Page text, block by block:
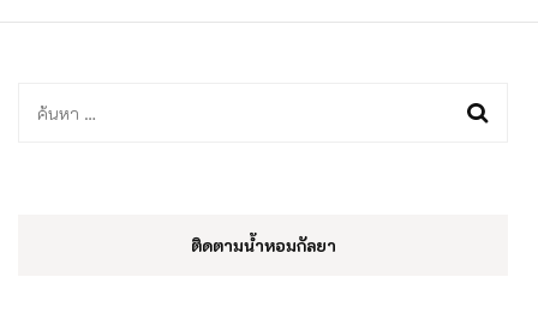
ค้นหา
ติดตามน้ำหอมกัลยา